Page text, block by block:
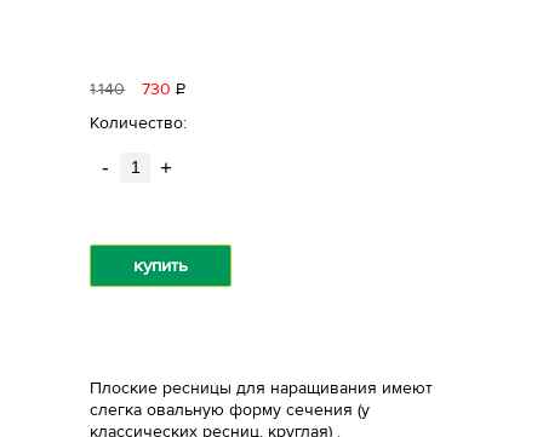
1140 730 Р
Количество:
- +
купить
Плоские ресницы для наращивания имеют
слегка овальную форму сечения (у
классических ресниц, круглая) .